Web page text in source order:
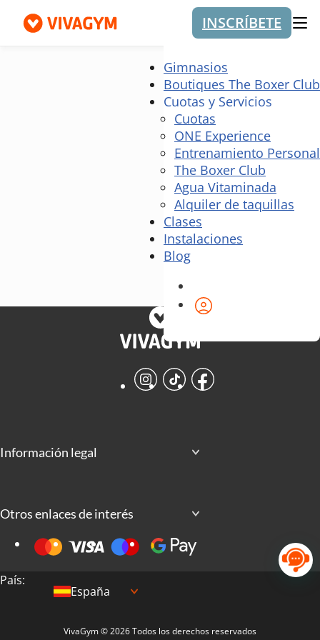
INSCRÍBETE
Gimnasios
Boutiques The Boxer Club
Cuotas y Servicios
Cuotas
ONE Experience
Entrenamiento Personal
The Boxer Club
Agua Vitaminada
Alquiler de taquillas
Clases
Instalaciones
Blog
Instagram
TikTokFacebook
Información legal
Otros enlaces de interés
País:
España
VivaGym © 2026 Todos los derechos reservados